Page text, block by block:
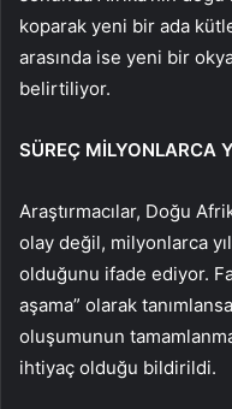
koparak yeni bir ada
arasında ise yeni bir
belirtiliyor.
SÜREÇ MİLYONLARCA
Araştırmacılar, Doğu
olay değil, milyonlarca
olduğunu ifade ediyor.
aşama” olarak
oluşumunun
ihtiyaç olduğu bildirildi.